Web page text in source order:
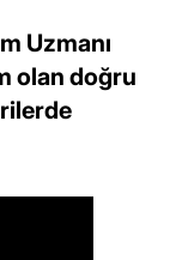
Uzmanı
olan doğru